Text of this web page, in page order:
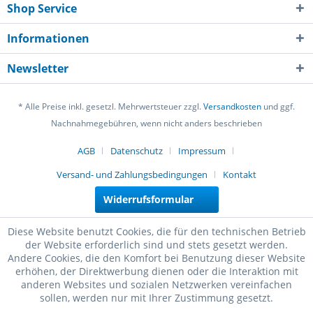
Shop Service
Informationen
Newsletter
* Alle Preise inkl. gesetzl. Mehrwertsteuer zzgl.Versandkosten und ggf.
Nachnahmegebühren, wenn nicht anders beschrieben
AGB Datenschutz
Impressum
Versand- und Zahlungsbedingungen
Kontakt
Widerrufsformular
Diese Website benutzt Cookies, die für den technischen Betrieb
der Website erforderlich sind und stets gesetzt werden.
Andere Cookies, die den Komfort bei Benutzung dieser Website
erhöhen, der Direktwerbung dienen oder die Interaktion mit
anderen Websites und sozialen Netzwerken vereinfachen
sollen, werden nur mit Ihrer Zustimmung gesetzt.